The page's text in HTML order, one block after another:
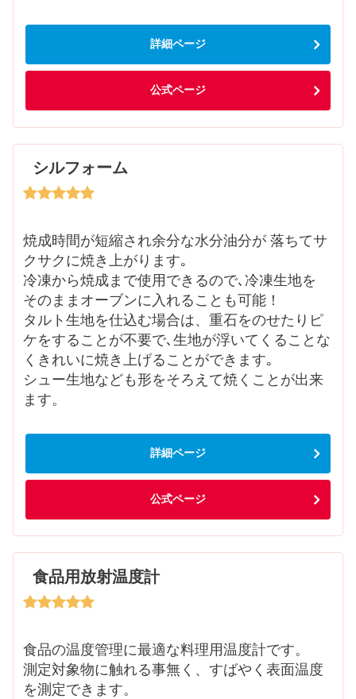
詳細ページ
公式ページ
シルフォーム
焼成時間が短縮され余分な水分油分が 落ちてサ
クサクに焼き上がります｡
冷凍から焼成まで使用できるので､冷凍生地を
そのままオーブンに入れることも可能！
タルト生地を仕込む場合は、重石をのせたりピ
ケをすることが不要で､生地が浮いてくることな
くきれいに焼き上げることができます｡
シュー生地なども形をそろえて焼くことが出来
ます。
詳細ページ
公式ページ
食品用放射温度計
食品の温度管理に最適な料理用温度計です。
測定対象物に触れる事無く、すばやく表面温度
を測定できます。